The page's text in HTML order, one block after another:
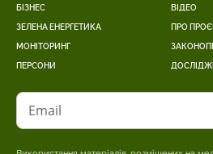
БІЗНЕС
ЗЕЛЕНА ЕНЕРГЕТИКА
МОНІТОРИНГ
ПЕРСОНИ
ВІДЕО
ПРО
Email